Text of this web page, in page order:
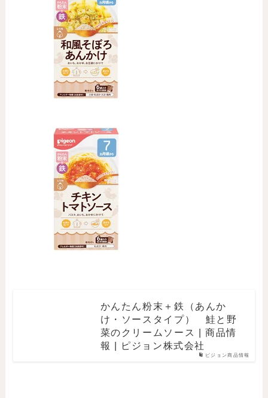
ピジョン商品情報
かんたん粉末＋鉄（あんか
け・ソースタイプ） 鮭と野
菜のクリームソース | 商品情
報 | ピジョン株式会社